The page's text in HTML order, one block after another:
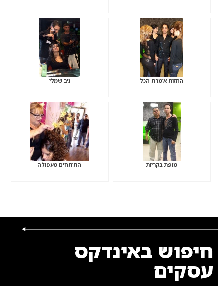
החזות אומרת הכל ניב שמלי
מופת בקריות התותחים מעפולה
חיפוש באינדקס
עסקים